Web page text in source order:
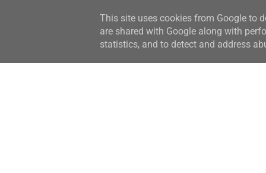
STRONA GŁÓWNA WSPÓŁPRACA RECENZJE O
This site uses cookies from Google to
are shared with Google along with
statistics, and to detect and address